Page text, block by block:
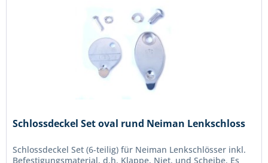
Schlossdeckel Set oval rund Neiman Lenkschloss
Schlossdeckel Set (6-teilig) für Neiman Lenkschlösser inkl.
Befestigungsmaterial, d.h. Klappe, Niet, und Scheibe. Es